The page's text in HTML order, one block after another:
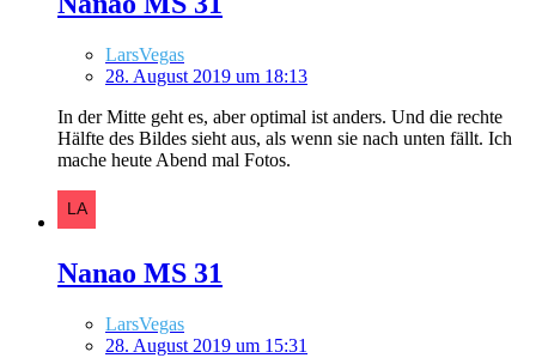
LarsVegas
28. August 2019 um 18:13
In der Mitte geht es, aber optimal ist anders. Und die rechte
Hälfte des Bildes sieht aus, als wenn sie nach unten fällt. Ich
mache heute Abend mal Fotos.
Nanao MS 31
LarsVegas
28. August 2019 um 15:31